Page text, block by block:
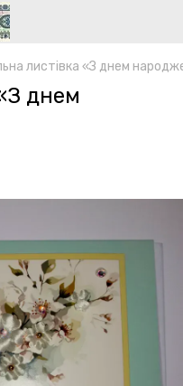
листівка «З днем
днем